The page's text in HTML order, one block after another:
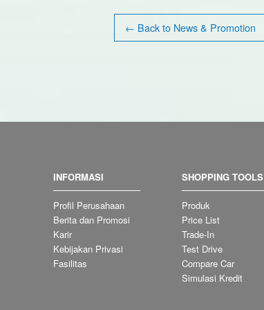
← Back to News & Promotion
INFORMASI
Profil Perusahaan
Berita dan Promosi
Karir
Kebijakan Privasi
Fasilitas
SHOPPING TOOLS
Produk
Price List
Trade-In
Test Drive
Compare Car
Simulasi Kredit